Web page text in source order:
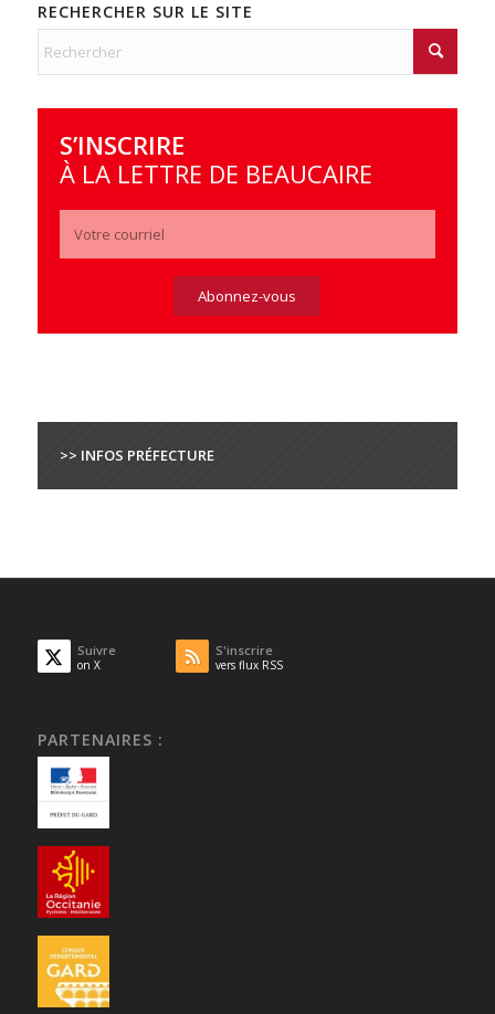
RECHERCHER SUR LE SITE
S’INSCRIRE
À LA LETTRE DE BEAUCAIRE
>> INFOS PRÉFECTURE
Suivre
on X
S'inscrire
vers flux RSS
PARTENAIRES :